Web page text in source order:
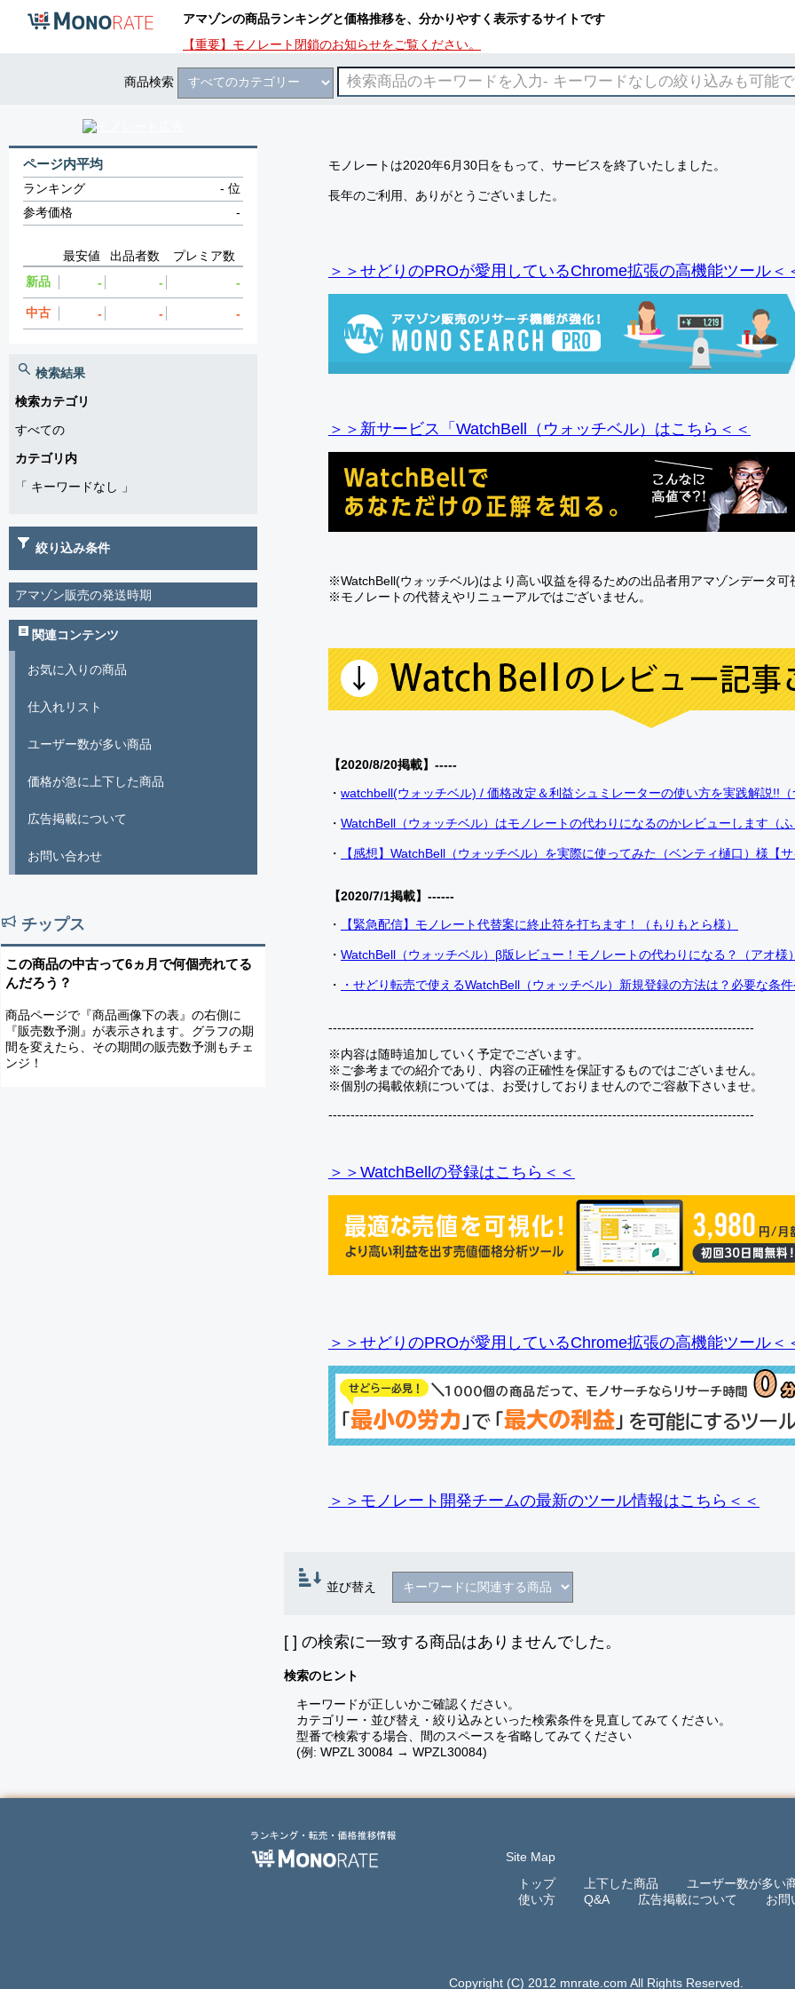
アマゾンの商品ランキングと価格推移を、分かりやすく表示するサイトです
【重要】モノレート閉鎖のお知らせをご覧ください。
商品検索
モノレートは2020年6月30日をもって、サービスを終了いたしました。
長年のご利用、ありがとうございました。
＞＞せどりのPROが愛用しているChrome拡張の高機能ツール＜
＞＞新サービス「WatchBell（ウォッチベル）はこちら＜＜
※WatchBell(ウォッチベル)はより高い収益を得るための出品者用アマゾンデータ可
※モノレートの代替えやリニューアルではございません。
【2020/8/20掲載】-----
・ watchbell(ウォッチベル) / 価格改定＆利益シュミレーターの使い方を実践解説!!
・ WatchBell（ウォッチベル）はモノレートの代わりになるのかレビューします（
・ 【感想】WatchBell（ウォッチベル）を実際に使ってみた（ベンティ樋口）様【
【2020/7/1掲載】------
・
【緊急配信】モノレート代替案に終止符を打ちます！（もりもとら様）
・ WatchBell（ウォッチベル）β版レビュー！モノレートの代わりになる？（アオ様
・ ・せどり転売で使えるWatchBell（ウォッチベル）新規登録の方法は？必要な条
------------------------------------------------------------------------------------------------
※内容は随時追加していく予定でございます。
※ご参考までの紹介であり、内容の正確性を保証するものではございません。
※個別の掲載依頼については、お受けしておりませんのでご容赦下さいませ。
------------------------------------------------------------------------------------------------
＞＞WatchBellの登録はこちら＜＜
＞＞せどりのPROが愛用しているChrome拡張の高機能ツール＜
＞＞モノレート開発チームの最新のツール情報はこちら＜＜
並び替え
[ ] の検索に一致する商品はありませんでした。
検索のヒント
キーワードが正しいかご確認ください。
カテゴリー・並び替え・絞り込みといった検索条件を見直してみてください。
型番で検索する場合、間のスペースを省略してみてください
(例: WPZL 30084 → WPZL30084)
ページ内平均
ランキング -位
参考価格
-
最安値 出品者数
プレミア数
新品
- - -
中古 - - -
検索結果
検索カテゴリ
すべての
カテゴリ内
「 キーワードなし 」
絞り込み条件
アマゾン販売の発送時期
関連コンテンツ
お気に入りの商品
仕入れリスト
ユーザー数が多い商品
価格が急に上下した商品
広告掲載について
お問い合わせ
チップス
この商品の中古って6ヵ月で何個売れてる
んだろう？
商品ページで『商品画像下の表』の右側に
『販売数予測』が表示されます。グラフの期
間を変えたら、その期間の販売数予測もチェ
ンジ！
Site Map
トップ
上下した商品
ユーザー数が多い
使い方
Q&A 広告掲載について お問
Copyright (C) 2012 mnrate.com All Rights Reserved.